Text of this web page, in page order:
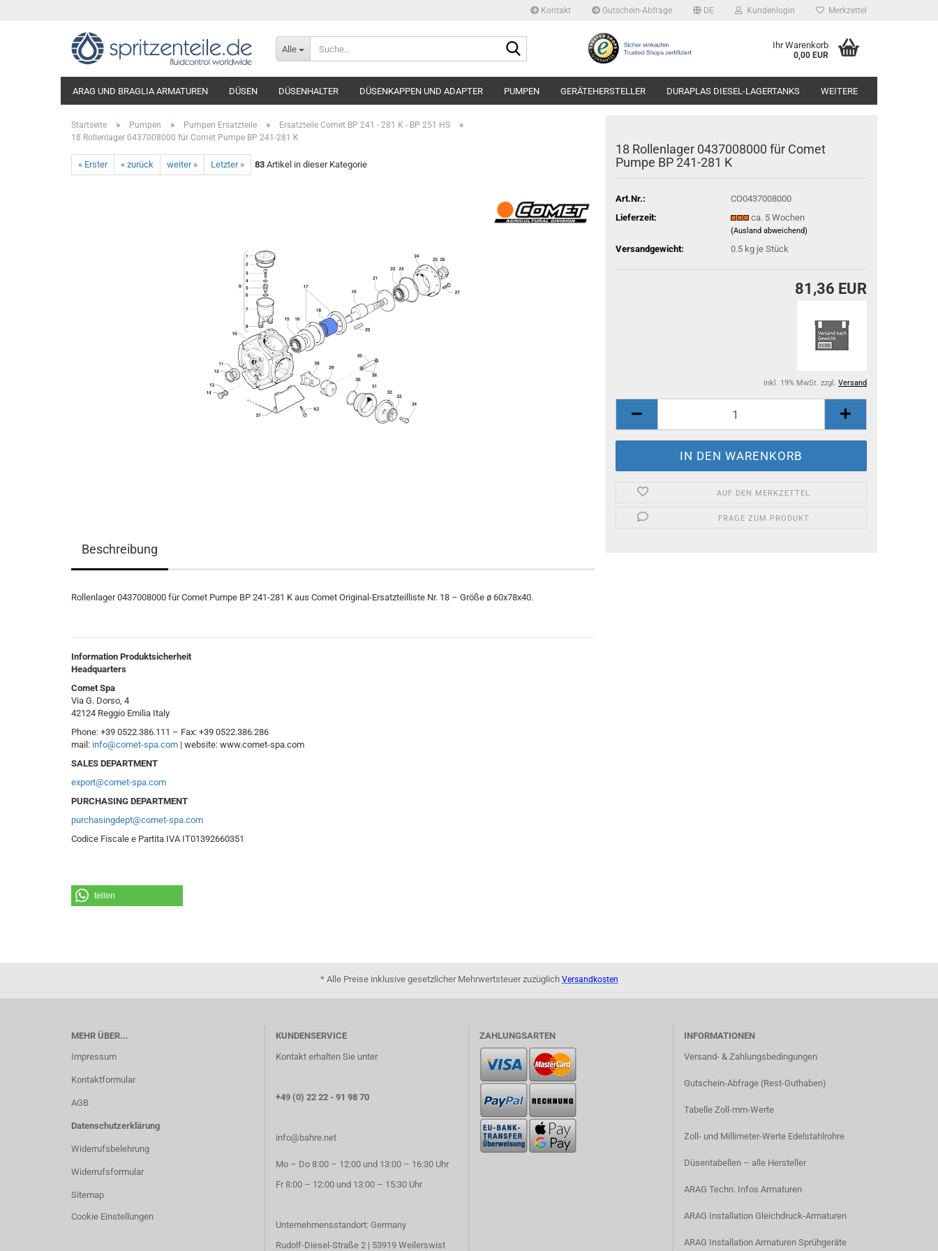
Kontakt Gutschein-Abfrage DE Kundenlogin Merkzettel
Alle Ihr Warenkorb
0,00 EUR
ARAG UND BRAGLIA ARMATUREN DÜSEN DÜSENHALTER DÜSENKAPPEN UND ADAPTER PUMPEN GERÄTEHERSTELLER DURAPLAS DIESEL-LAGERTANKS WEITERE
Startseite » Pumpen » Pumpen Ersatzteile » Ersatzteile Comet BP 241 - 281 K - BP 251 HS »
18 Rollenlager 0437008000 für Comet Pumpe BP 241-281 K
« Erster « zurück weiter » Letzter » 83 Artikel in dieser Kategorie
18 Rollenlager 0437008000 für Comet
Pumpe BP 241-281 K
Art.Nr.:
CO0437008000
Lieferzeit:
ca. 5 Wochen
(Ausland abweichend)
Versandgewicht: 0.5 kg je Stück
81,36 EUR
inkl. 19% MwSt. zzgl. Versand
AUF DEN MERKZETTEL
FRAGE ZUM PRODUKT
Beschreibung
Rollenlager 0437008000 für Comet Pumpe BP 241-281 K aus Comet Original-Ersatzteilliste Nr. 18 – Größe ø 60x78x40.
Information Produktsicherheit
Headquarters
Comet Spa
Via G. Dorso, 4
42124 Reggio Emilia Italy
Phone: +39 0522.386.111 – Fax: +39 0522.386.286
mail: info@comet-spa.com | website: www.comet-spa.com
SALES DEPARTMENT
export@comet-spa.com
PURCHASING DEPARTMENT
purchasingdept@comet-spa.com
Codice Fiscale e Partita IVA IT01392660351
teilen
* Alle Preise inklusive gesetzlicher Mehrwertsteuer zuzüglich Versandkosten
MEHR ÜBER...
Impressum
Kontaktformular
AGB
Datenschutzerklärung
Widerrufsbelehrung
Widerrufsformular
Sitemap
Cookie Einstellungen
KUNDENSERVICE
Kontakt erhalten Sie unter
+49 (0) 22 22 - 91 98 70
info@bahre.net
Mo – Do 8:00 – 12:00 und 13:00 – 16:30 Uhr
Fr 8:00 – 12:00 und 13:00 – 15:30 Uhr
Unternehmensstandort: Germany
Rudolf-Diesel-Straße 2 | 53919 Weilerswist
ZAHLUNGSARTEN
INFORMATIONEN
Versand- & Zahlungsbedingungen​
Gutschein-Abfrage (Rest-Guthaben)
Tabelle Zoll-mm-Werte
Zoll- und Millimeter-Werte Edelstahlrohre
Düsentabellen – alle Hersteller
ARAG Techn. Infos Armaturen
ARAG Installation Gleichdruck-Armaturen
ARAG Installation Armaturen Sprühgeräte